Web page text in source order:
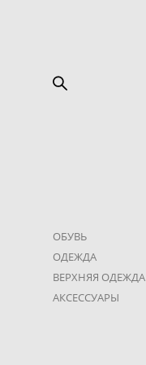
ОБУВЬ
ОДЕЖДА
ВЕРХНЯЯ ОДЕЖДА
АКСЕССУАРЫ